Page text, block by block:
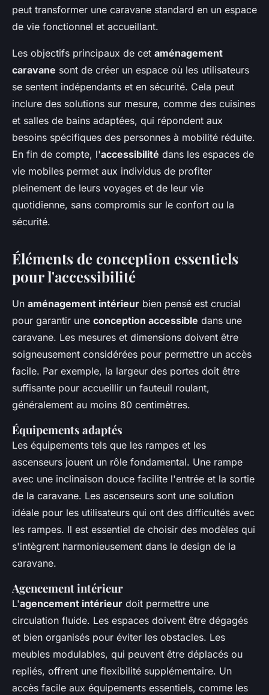
peut transformer une caravane standard en un espace
de vie fonctionnel et accueillant.
Les objectifs principaux de cet aménagement
caravane sont de créer un espace où les utilisateurs
se sentent indépendants et en sécurité. Cela peut
inclure des solutions sur mesure, comme des cuisines
et salles de bains adaptées, qui répondent aux
besoins spécifiques des personnes à mobilité réduite.
En fin de compte, l'accessibilité dans les espaces de
vie mobiles permet aux individus de profiter
pleinement de leurs voyages et de leur vie
quotidienne, sans compromis sur le confort ou la
sécurité.
Éléments de conception essentiels
pour l'accessibilité
Un aménagement intérieur bien pensé est crucial
pour garantir une conception accessible dans une
caravane. Les mesures et dimensions doivent être
soigneusement considérées pour permettre un accès
facile. Par exemple, la largeur des portes doit être
suffisante pour accueillir un fauteuil roulant,
généralement au moins 80 centimètres.
Équipements adaptés
Les équipements tels que les rampes et les
ascenseurs jouent un rôle fondamental. Une rampe
avec une inclinaison douce facilite l'entrée et la sortie
de la caravane. Les ascenseurs sont une solution
idéale pour les utilisateurs qui ont des difficultés avec
les rampes. Il est essentiel de choisir des modèles qui
s'intègrent harmonieusement dans le design de la
caravane.
Agencement intérieur
L'agencement intérieur doit permettre une
circulation fluide. Les espaces doivent être dégagés
et bien organisés pour éviter les obstacles. Les
meubles modulables, qui peuvent être déplacés ou
repliés, offrent une flexibilité supplémentaire. Un
accès facile aux équipements essentiels, comme les